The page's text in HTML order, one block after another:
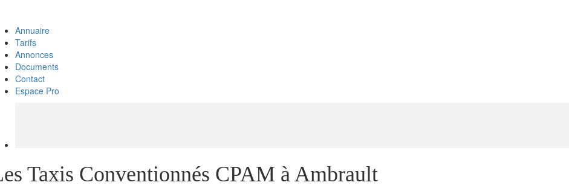
Annuaire
Tarifs
Annonces
Documents
Contact
Espace Pro
Taxis Conventionnés CPAM à Ambrault